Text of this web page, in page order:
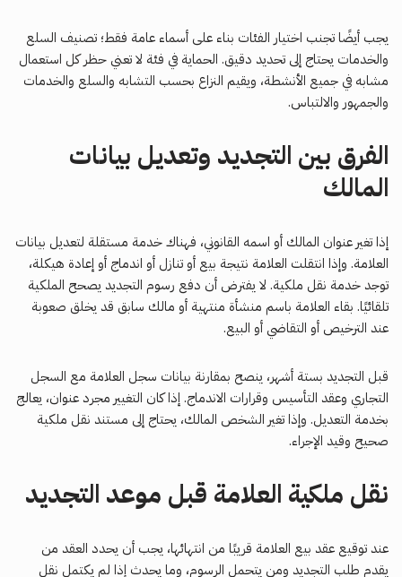
يجب أيضًا تجنب اختيار الفئات بناء على أسماء عامة فقط؛ تصنيف السلع
والخدمات يحتاج إلى تحديد دقيق. الحماية في فئة لا تعني حظر كل استعمال
مشابه في جميع الأنشطة، ويقيم النزاع بحسب التشابه والسلع والخدمات
والجمهور والالتباس.
الفرق بين التجديد وتعديل بيانات
المالك
إذا تغير عنوان المالك أو اسمه القانوني، فهناك خدمة مستقلة لتعديل بيانات
العلامة. وإذا انتقلت العلامة نتيجة بيع أو تنازل أو اندماج أو إعادة هيكلة،
توجد خدمة نقل ملكية. لا يفترض أن دفع رسوم التجديد يصحح الملكية
تلقائيًا. بقاء العلامة باسم منشأة منتهية أو مالك سابق قد يخلق صعوبة
عند الترخيص أو التقاضي أو البيع.
قبل التجديد بستة أشهر، ينصح بمقارنة بيانات سجل العلامة مع السجل
التجاري وعقد التأسيس وقرارات الاندماج. إذا كان التغيير مجرد عنوان، يعالج
بخدمة التعديل. وإذا تغير الشخص المالك، يحتاج إلى مستند نقل ملكية
صحيح وقيد الإجراء.
نقل ملكية العلامة قبل موعد التجديد
عند توقيع عقد بيع العلامة قريبًا من انتهائها، يجب أن يحدد العقد من
يقدم طلب التجديد ومن يتحمل الرسوم، وما يحدث إذا لم يكتمل نقل